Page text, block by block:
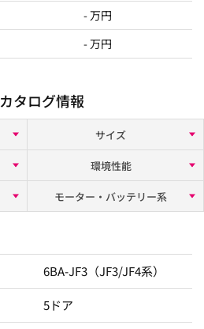
- 万円
- 万円
カタログ情報
サイズ
環境性能
モーター・バッテリー系
6BA-JF3（JF3/JF4系）
5ドア